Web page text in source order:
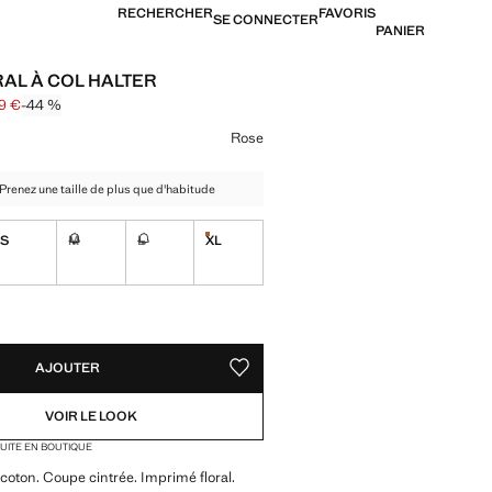
RECHERCHERSE CONNECTERFAVORIS
PANIER
À COL HALTER
[35,99 € ]
€ ]
€-44 %
couleur
Rose
une taille de plus que d'habitude
S M L XL
Dernières unités !
AJOUTER AJOUTER AUX FAVORIS
VOIR LE LOOK
EN BOUTIQUE
Coupe cintrée. Imprimé floral.